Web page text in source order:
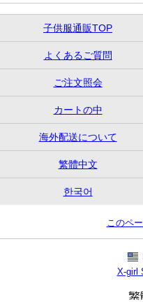
子供服通販TOP
よくあるご質問
ご注文照会
カートの中
海外配送について
繁體中文
한국어
このペ
X-girl